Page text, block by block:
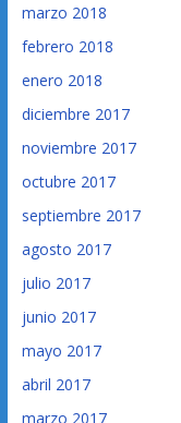
marzo 2018
febrero 2018
enero 2018
diciembre 2017
noviembre 2017
octubre 2017
septiembre 2017
agosto 2017
julio 2017
junio 2017
mayo 2017
abril 2017
marzo 2017